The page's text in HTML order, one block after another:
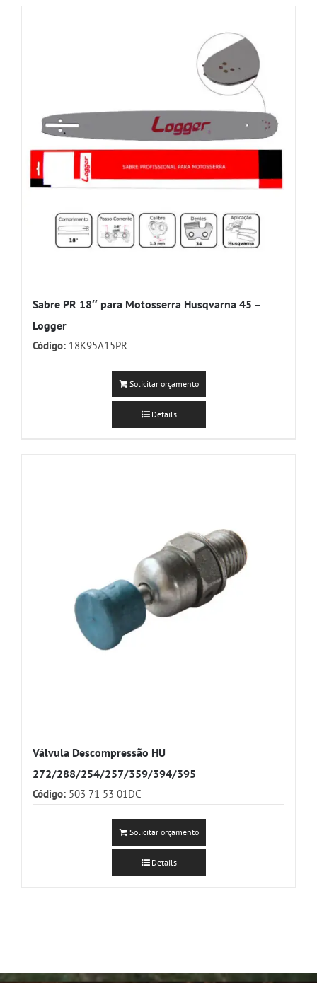
Sabre PR 18″ para Motosserra Husqvarna 45 –
Logger
Código: 18K95A15PR
Solicitar orçamento
Details
Válvula Descompressão HU
272/288/254/257/359/394/395
Código: 503 71 53 01DC
Solicitar orçamento
Details